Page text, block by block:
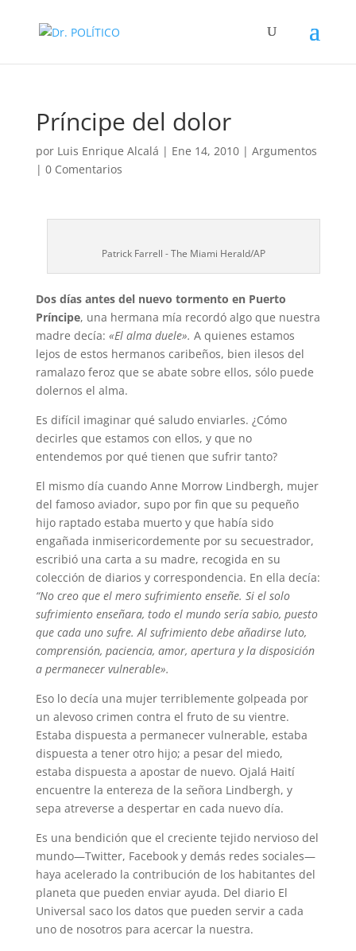
Príncipe del dolor
por Luis Enrique Alcalá | Ene 14, 2010| Argumentos
| 0 Comentarios
Patrick Farrell - The Miami Herald/AP
Dos días antes del nuevo tormento en Puerto
Príncipe, una hermana mía recordó algo que nuestra
madre decía: «El alma duele». A quienes estamos
lejos de estos hermanos caribeños, bien ilesos del
ramalazo feroz que se abate sobre ellos, sólo puede
dolernos el alma.
Es difícil imaginar qué saludo enviarles. ¿Cómo
decirles que estamos con ellos, y que no
entendemos por qué tienen que sufrir tanto?
El mismo día cuando Anne Morrow Lindbergh, mujer
del famoso aviador, supo por fin que su pequeño
hijo raptado estaba muerto y que había sido
engañada inmisericordemente por su secuestrador,
escribió una carta a su madre, recogida en su
colección de diarios y correspondencia. En ella decía:
“No creo que el mero sufrimiento enseñe. Si el solo
sufrimiento enseñara, todo el mundo sería sabio, puesto
que cada uno sufre. Al sufrimiento debe añadirse luto,
comprensión, paciencia, amor, apertura y la disposición
a permanecer vulnerable».
Eso lo decía una mujer terriblemente golpeada por
un alevoso crimen contra el fruto de su vientre.
Estaba dispuesta a permanecer vulnerable, estaba
dispuesta a tener otro hijo; a pesar del miedo,
estaba dispuesta a apostar de nuevo. Ojalá Haití
encuentre la entereza de la señora Lindbergh, y
sepa atreverse a despertar en cada nuevo día.
Es una bendición que el creciente tejido nervioso del
mundo—Twitter, Facebook y demás redes sociales—
haya acelerado la contribución de los habitantes del
planeta que pueden enviar ayuda. Del diario El
Universal saco los datos que pueden servir a cada
uno de nosotros para acercar la nuestra.